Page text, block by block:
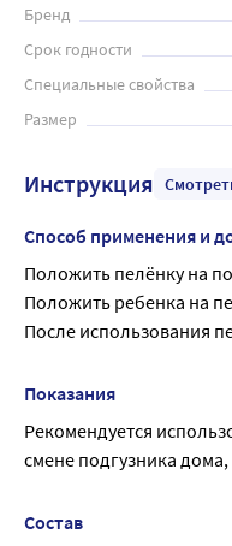
Бренд
Срок годности
Специальные свойства
Размер
Инструкция
Способ применения и
Положить пелёнку на
Положить ребенка на
После использования
Показания
Рекомендуется
смене подгузника дома,
Состав